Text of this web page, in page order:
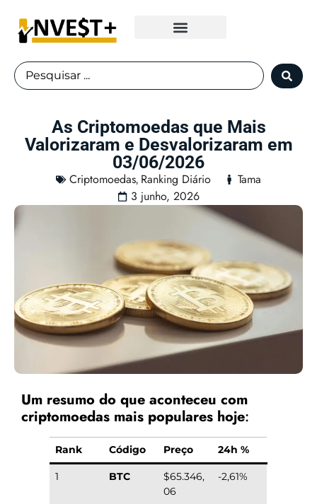
As Criptomoedas que Mais
Valorizaram e Desvalorizaram em
03/06/2026
Criptomoedas, Ranking Diário
Tama
3 junho, 2026
Um resumo do que aconteceu com
criptomoedas mais populares hoje:
Rank Código Preço 24h %
1 BTC
$65.346,
06
-2,61%